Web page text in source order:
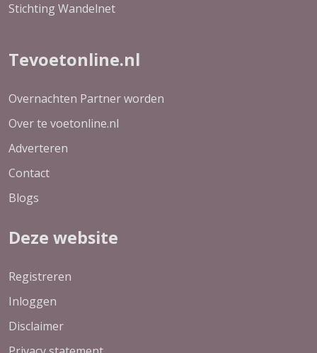
Stichting Wandelnet
Tevoetonline.nl
Overnachten Partner worden
Over te voetonline.nl
Adverteren
Contact
Blogs
Deze website
Registreren
Inloggen
Disclaimer